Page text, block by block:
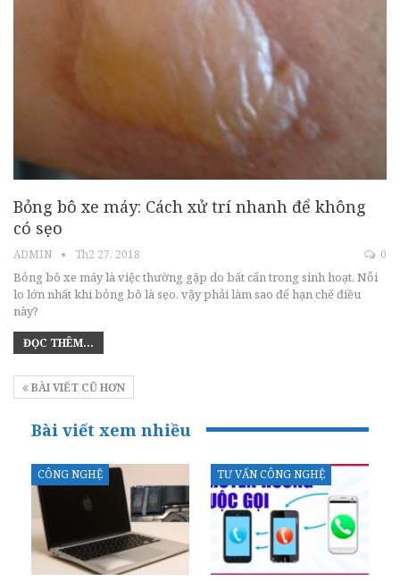
Bỏng bô xe máy: Cách xử trí nhanh để không
có sẹo
ADMIN Th2 27, 2018 0
Bỏng bô xe máy là việc thường gặp do bất cẩn trong sinh hoạt. Nỗi
lo lớn nhất khi bỏng bô là sẹo, vậy phải làm sao để hạn chế điều
này?
ĐỌC THÊM...
BÀI VIẾT CŨ HƠN
Bài viết xem nhiều
CÔNG NGHỆ TƯ VẤN CÔNG NGHỆ